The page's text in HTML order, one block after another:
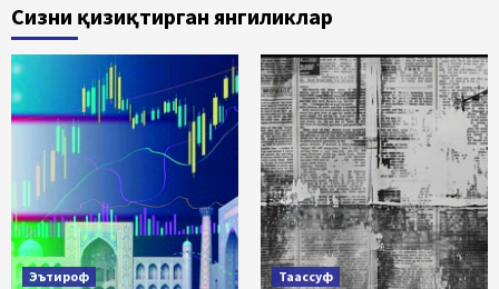
Сизни қизиқтирган янгиликлар
Эътироф Таассуф